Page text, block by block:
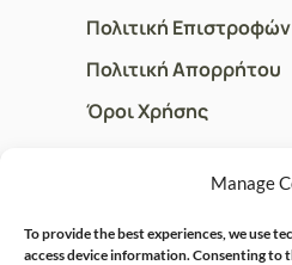
Manage
To provide the best experiences, we use
access device information. Consenting to
Πολιτική Επιστροφών
Πολιτική Απορρήτου
Όροι Χρήσης
ΓΡΗΓΟΡOI ΣΥΝΔΕΣΜΟΙ
Ο Λογαριασμός μου